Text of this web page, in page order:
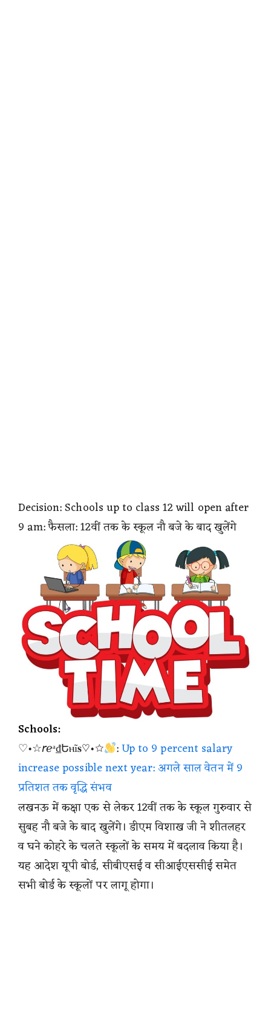
Decision: Schools up to class 12 will open after
9 am: फैसला: 12वीं तक के स्कूल नौ बजे के बाद खुलेंगे
Schools:
♡•☆𝘳ℯᵃ₫Եⲏĩ𝐬♡•☆
:Up to 9 percent salary
increase possible next year: अगले साल वेतन में 9
प्रतिशत तक वृद्धि संभव
लखनऊ में कक्षा एक से लेकर 12वीं तक के स्कूल गुरुवार से
सुबह नौ बजे के बाद खुलेंगे। डीएम विशाख जी ने शीतलहर
व घने कोहरे के चलते स्कूलों के समय में बदलाव किया है।
यह आदेश यूपी बोर्ड, सीबीएसई व सीआईएससीई समेत
सभी बोर्ड के स्कूलों पर लागू होगा।